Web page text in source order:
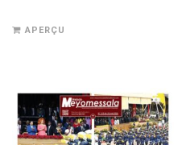
APERÇU